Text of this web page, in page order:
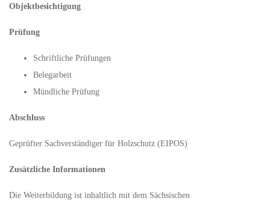
Objektbesichtigung
Prüfung
Schriftliche Prüfungen
Belegarbeit
Mündliche Prüfung
Abschluss
Geprüfter Sachverständiger für Holzschutz (EIPOS)
Zusätzliche Informationen
Die Weiterbildung ist inhaltlich mit dem Sächsischen